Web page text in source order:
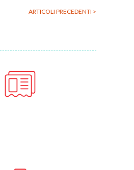
ARTICOLI PRECEDENTI >